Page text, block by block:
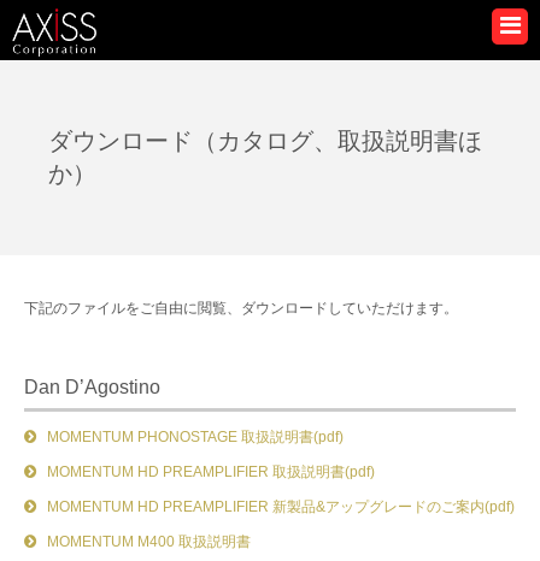
ダウンロード（カタログ、取扱説明書ほ
か）
下記のファイルをご自由に閲覧、ダウンロードしていただけます。
Dan D’Agostino
MOMENTUM PHONOSTAGE 取扱説明書(pdf)
MOMENTUM HD PREAMPLIFIER 取扱説明書(pdf)
MOMENTUM HD PREAMPLIFIER 新製品&アップグレードのご案内(pdf)
MOMENTUM M400 取扱説明書